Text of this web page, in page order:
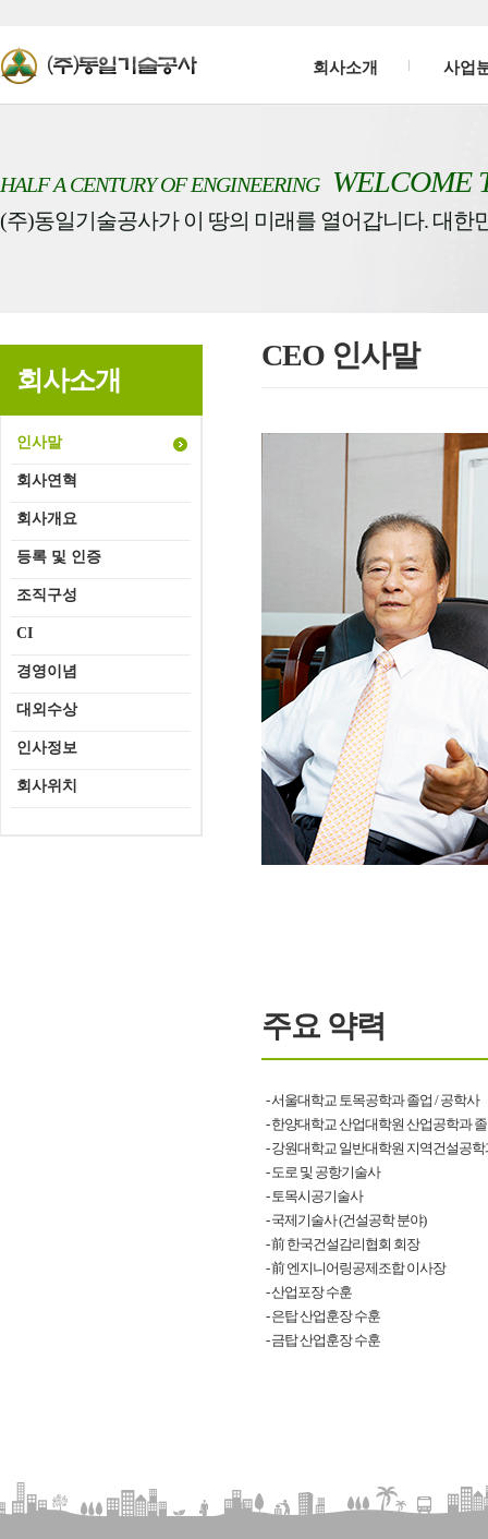
회사소개 사업
HALF A CENTURY OF ENGINEERINGWELCOME
(주)동일기술공사가 이 땅의 미래를 열어갑니다. 대한
회사소개
인사말
회사연혁
회사개요
등록 및 인증
조직구성
CI
경영이념
대외수상
인사정보
회사위치
CEO 인사말
주요 약력
- 서울대학교 토목공학과 졸업 / 공학사
- 한양대학교 산업대학원 산업공학과
- 강원대학교 일반대학원 지역건설공
- 도로 및 공항기술사
- 토목시공기술사
- 국제기술사 (건설공학 분야)
- 前 한국건설감리협회 회장
- 前 엔지니어링공제조합 이사장
- 산업포장 수훈
- 은탑 산업훈장 수훈
- 금탑 산업훈장 수훈